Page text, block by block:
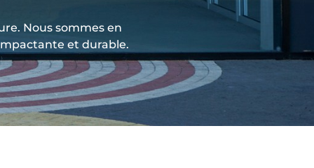
Nous sommes en
et durable.